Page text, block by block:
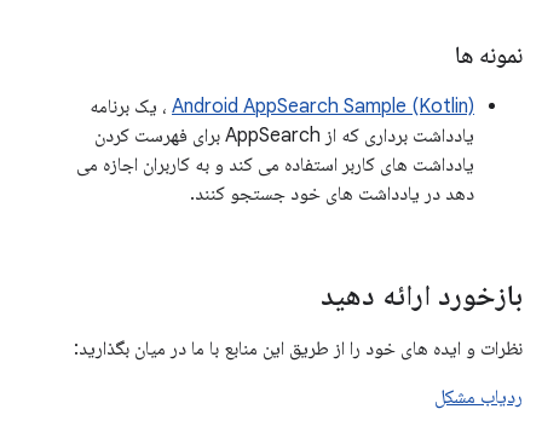
نمونه ها
Android AppSearch Sample (Kotlin) ، یک برنامه
یادداشت برداری که از AppSearch برای فهرست کردن
یادداشت های کاربر استفاده می کند و به کاربران اجازه می
دهد در یادداشت های خود جستجو کنند.
بازخورد ارائه دهید
نظرات و ایده های خود را از طریق این منابع با ما در میان بگذارید:
ردیاب مشکل